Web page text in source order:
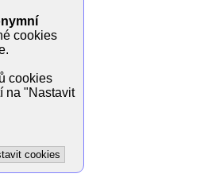
cookies
cookies
na "Nastavit
cookies